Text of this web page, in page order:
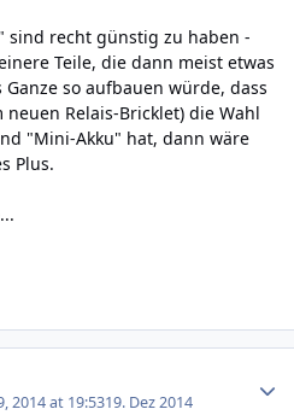
sind recht günstig zu haben -
Teile, die dann meist etwas
so aufbauen würde, dass
Relais-Bricklet) die Wahl
"Mini-Akku" hat, dann wäre
Plus.
2014 at 19:5319. Dez 2014